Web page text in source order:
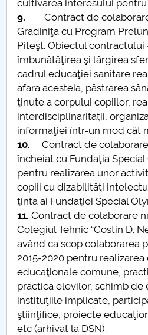
cultivarea interesului
9.Contract de
Grădiniţa cu Program
Piteşt. Obiectul
îmbunătăţirea şi lărgirea
cadrul educaţiei sanitare
afara acesteia, păstrarea
ţinute a corpului copiilor,
interdisciplinarităţii,
informaţiei într-un mod cât
10.Contract de
încheiat cu Fundaţia
pentru realizarea unor
copiii cu dizabilităţi
ţintă ai Fundaţiei Special
11. Contract de colaborare
Colegiul Tehnic “Costin D.
având ca scop colaborarea
2015-2020 pentru
educaţionale comune,
practica elevilor, schimb de
instituţiile implicate,
ştiinţifice, proiecte
etc (arhivat la DSN).